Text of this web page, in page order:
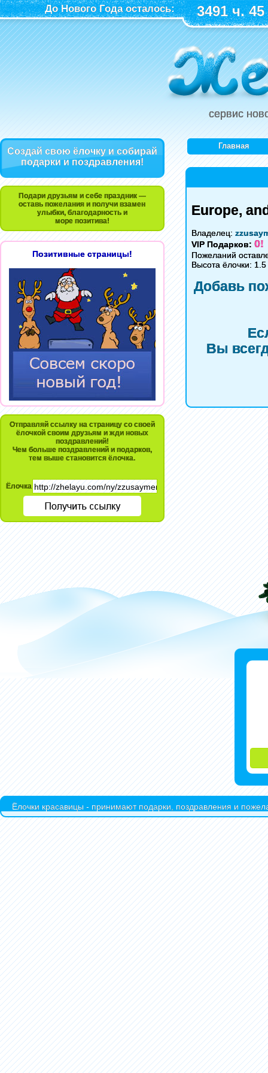
До Нового Года осталось: 3491 ч.
сервис
Создай свою ёлочку и собирай
подарки и поздравления!
Подари друзьям и себе праздник —
оставь пожелания и получи взамен
улыбки, благодарность и
море позитива!
Позитивные страницы!
Отправляй ссылку на страницу со своей
ёлочкой своим друзьям и жди новых
поздравлений!
Чем больше поздравлений и подарков,
тем выше становится ёлочка.
Ёлочка
Главная
Europe,
Владелец:
VIP Подарков: 0!
Пожеланий
Высота ёлочки:
Добавь
Вы
Ёлочки красавицы - принимают подарки, поздравления и